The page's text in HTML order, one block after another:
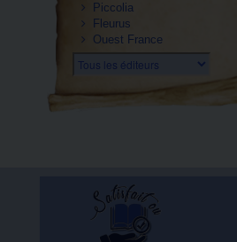
Piccolia
Fleurus
Ouest France
Tous les éditeurs